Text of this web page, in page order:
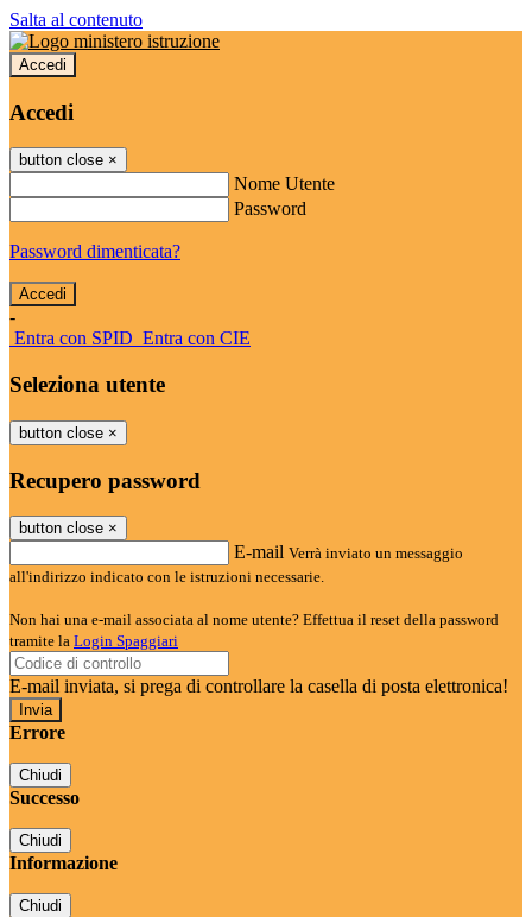
Salta al contenuto
Accedi
Accedi
button close ×
Nome Utente
Password
Password dimenticata?
-
Entra con SPID Entra con CIE
Seleziona utente
button close ×
Recupero password
button close ×
E-mail Verrà inviato un messaggio
all'indirizzo indicato con le istruzioni necessarie.
Non hai una e-mail associata al nome utente? Effettua il reset della password
tramite la Login Spaggiari
E-mail inviata, si prega di controllare la casella di posta elettronica!
Errore
Chiudi
Successo
Chiudi
Informazione
Chiudi